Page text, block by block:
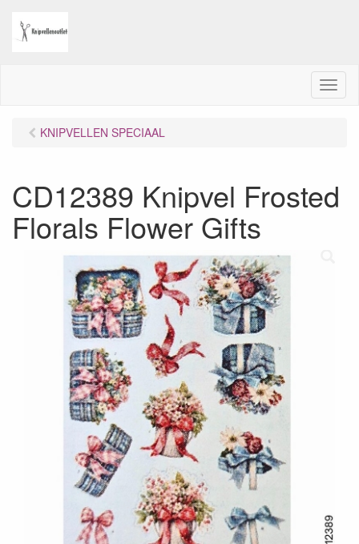
M
e
KNIPVELLEN SPECIAAL
CD12389 Knipvel Frosted
Florals Flower Gifts